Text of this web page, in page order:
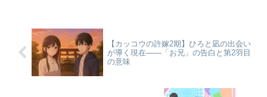
【カッコウの許嫁2期】ひろと凪の出会い
が導く現在——「お兄」の告白と第2羽目
の意味